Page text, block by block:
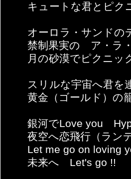
キュートな君とピク
オーロラ・サンドの
禁制果実の ア・ラ
月の砂漠でピクニ
スリルな宇宙へ君を
黄金（ゴールド）の
銀河でLove you
夜空へ恋飛行（ラン
Let me go on loving
未来へ Let's go !!